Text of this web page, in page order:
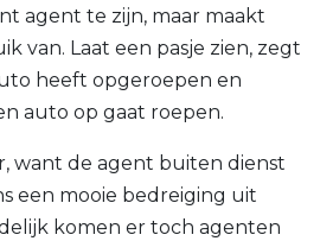
agent te zijn, maar maakt
van. Laat een pasje zien, zegt
heeft opgeroepen en
auto op gaat roepen.
want de agent buiten dienst
een mooie bedreiging uit
komen er toch agenten